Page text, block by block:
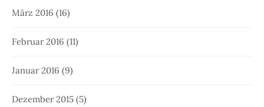
März 2016 (16)
Februar 2016 (11)
Januar 2016 (9)
Dezember 2015 (5)